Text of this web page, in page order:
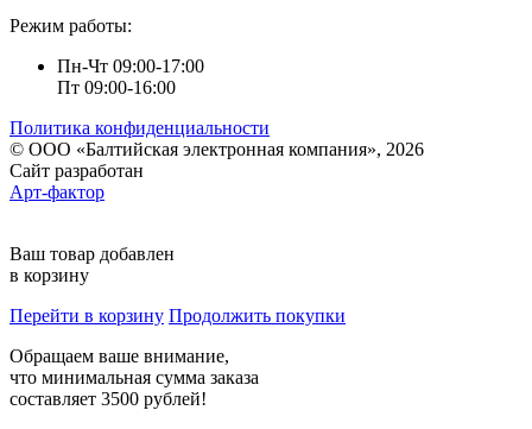
Режим работы:
Пн-Чт 09:00-17:00
Пт 09:00-16:00
Политика конфиденциальности
© ООО «Балтийская электронная компания», 2026
Сайт разработан
Арт-фактор
Ваш товар добавлен
в корзину
Перейти в корзину Продолжить покупки
Обращаем ваше внимание,
что минимальная сумма заказа
составляет 3500 рублей!